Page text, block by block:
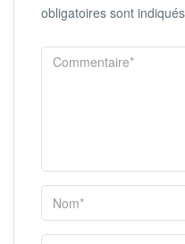
obligatoires sont